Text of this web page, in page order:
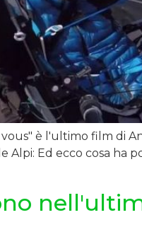
è l'ultimo film di
Ed ecco cosa ha